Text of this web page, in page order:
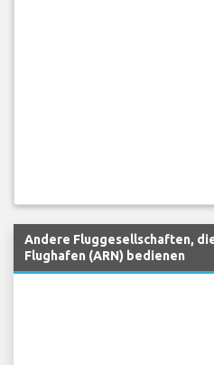
Andere Fluggesellschaften,
Flughafen (ARN) bedienen